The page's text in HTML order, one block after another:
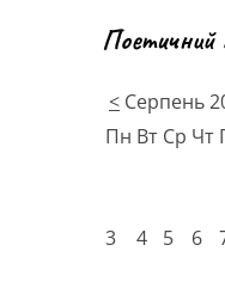
Поетичний
< Серпень
Пн Вт Ср Чт
3 4 5 6